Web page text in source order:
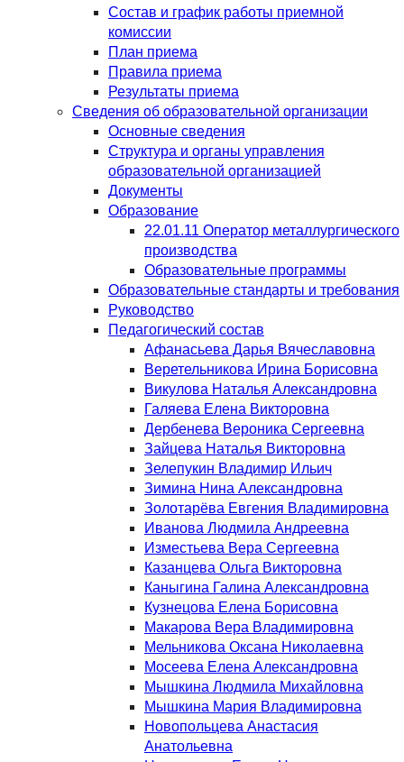
Состав и график работы приемной
комиссии
План приема
Правила приема
Результаты приема
Сведения об образовательной организации
Основные сведения
Структура и органы управления
образовательной организацией
Документы
Образование
22.01.11 Оператор металлургического
производства
Образовательные программы
Образовательные стандарты и требования
Руководство
Педагогический состав
Афанасьева Дарья Вячеславовна
Веретельникова Ирина Борисовна
Викулова Наталья Александровна
Галяева Елена Викторовна
Дербенева Вероника Сергеевна
Зайцева Наталья Викторовна
Зелепукин Владимир Ильич
Зимина Нина Александровна
Золотарёва Евгения Владимировна
Иванова Людмила Андреевна
Изместьева Вера Сергеевна
Казанцева Ольга Викторовна
Каныгина Галина Александровна
Кузнецова Елена Борисовна
Макарова Вера Владимировна
Мельникова Оксана Николаевна
Мосеева Елена Александровна
Мышкина Людмила Михайловна
Мышкина Мария Владимировна
Новопольцева Анастасия
Анатольевна